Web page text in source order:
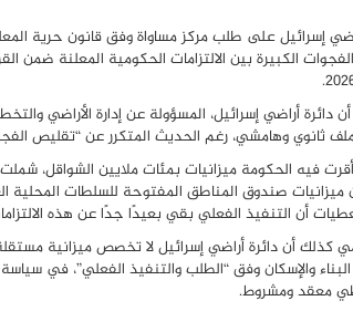
إسرائيل على طلب مركز مساواة وفق قانون حرية
دائرة أراضي إسرائيل، المسؤولة عن إدارة الأراضي
ثانوي وهامشي، رغم الحديث المتكرر عن “تقليص
30% من ميزانيات صندوق المناطق المفتوحة للسلطات
أن التنفيذ الفعلي بقي بعيدًا جدًا عن هذه
والإسكان وفق “الطلب والتنفيذ الفعلي”، في
معقد ومشروط.